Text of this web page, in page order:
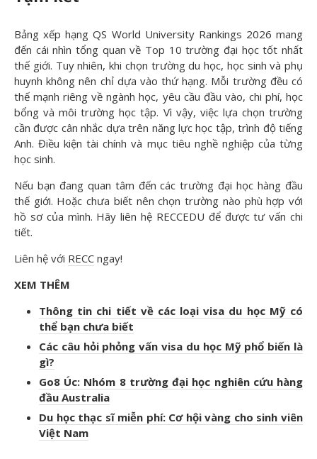
Bảng xếp hạng QS World University Rankings 2026 mang
đến cái nhìn tổng quan về Top 10 trường đại học tốt nhất
thế giới. Tuy nhiên, khi chọn trường du học, học sinh và phụ
huynh không nên chỉ dựa vào thứ hạng. Mỗi trường đều có
thế mạnh riêng về ngành học, yêu cầu đầu vào, chi phí, học
bổng và môi trường học tập. Vì vậy, việc lựa chọn trường
cần được cân nhắc dựa trên năng lực học tập, trình độ tiếng
Anh. Điều kiện tài chính và mục tiêu nghề nghiệp của từng
học sinh.
Nếu bạn đang quan tâm đến các trường đại học hàng đầu
thế giới. Hoặc chưa biết nên chọn trường nào phù hợp với
hồ sơ của mình. Hãy liên hệ RECCEDU để được tư vấn chi
tiết.
Liên hệ với RECC ngay!
XEM THÊM
Thông tin chi tiết về các loại visa du học Mỹ có
thể bạn chưa biết
Các câu hỏi phỏng vấn visa du học Mỹ phổ biến là
gì?
Go8 Úc: Nhóm 8 trường đại học nghiên cứu hàng
đầu Australia
Du học thạc sĩ miễn phí: Cơ hội vàng cho sinh viên
Việt Nam